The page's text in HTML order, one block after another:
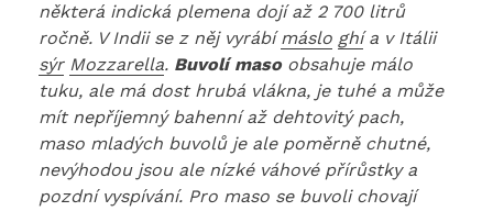
některá indická plemena dojí až 2 700 litrů
ročně. V Indii se z něj vyrábímáslo ghía v Itálii
sýr Mozzarella. Buvolí masoobsahuje málo
tuku, ale má dost hrubá vlákna, je tuhé a může
mít nepříjemný bahenní až dehtovitý pach,
maso mladých buvolů je ale poměrně chutné,
nevýhodou jsou ale nízké váhové přírůstky a
pozdní vyspívání. Pro maso se buvoli chovají